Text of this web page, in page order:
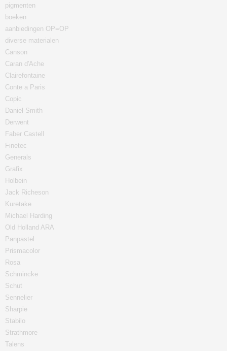
pigmenten
boeken
aanbiedingen OP=OP
diverse materialen
Canson
Caran d'Ache
Clairefontaine
Conte a Paris
Copic
Daniel Smith
Derwent
Faber Castell
Finetec
Generals
Grafix
Holbein
Jack Richeson
Kuretake
Michael Harding
Old Holland ARA
Panpastel
Prismacolor
Rosa
Schmincke
Schut
Sennelier
Sharpie
Stabilo
Strathmore
Talens